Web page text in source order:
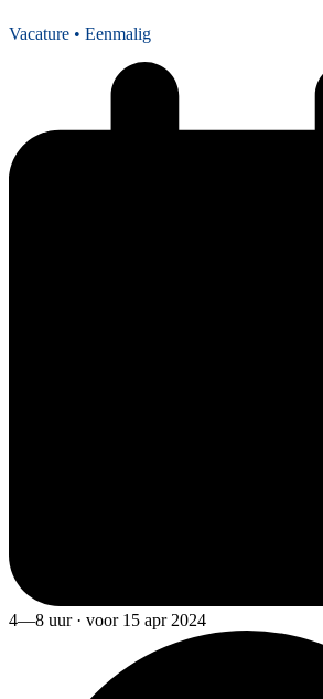
Vacature • Eenmalig
4—8 uur · voor 15 apr 2024